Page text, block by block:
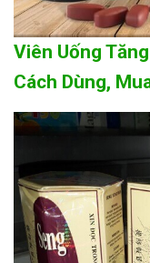
Viên Uống
Cách Dùng,